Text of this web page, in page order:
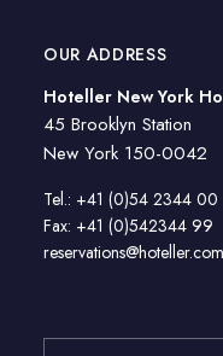
OUR ADDRESS
Hoteller New York
45 Brooklyn Station
New York 150-0042
Tel.: +41 (0)54 2344 00
Fax: +41 (0)542344 99
reservations@hoteller.com